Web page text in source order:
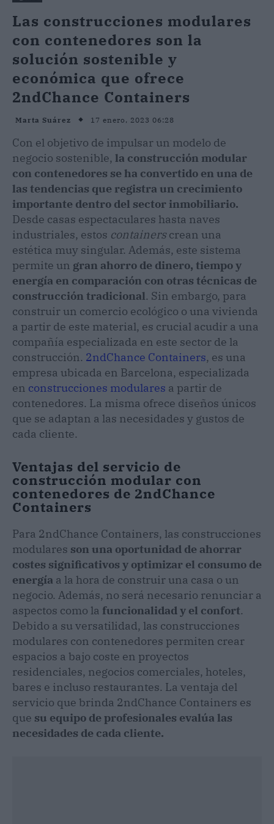
Las construcciones modulares
con contenedores son la
solución sostenible y
económica que ofrece
2ndChance Containers
Marta Suárez 17 enero, 2023 06:28
Con el objetivo de impulsar un modelo de
negocio sostenible, la construcción modular
con contenedores se ha convertido en una de
las tendencias que registra un crecimiento
importante dentro del sector inmobiliario.
Desde casas espectaculares hasta naves
industriales, estos containerscrean una
estética muy singular. Además, este sistema
permite un gran ahorro de dinero, tiempo y
energía en comparación con otras técnicas de
construcción tradicional. Sin embargo, para
construir un comercio ecológico o una vivienda
a partir de este material, es crucial acudir a una
compañía especializada en este sector de la
construcción. 2ndChance Containers, es una
empresa ubicada en Barcelona, especializada
en construcciones modulares a partir de
contenedores. La misma ofrece diseños únicos
que se adaptan a las necesidades y gustos de
cada cliente.
Ventajas del servicio de
construcción modular con
contenedores de 2ndChance
Containers
Para 2ndChance Containers, las construcciones
modulares son una oportunidad de ahorrar
costes significativos y optimizar el consumo de
energía a la hora de construir una casa o un
negocio. Además, no será necesario renunciar a
aspectos como la funcionalidad y el confort.
Debido a su versatilidad, las construcciones
modulares con contenedores permiten crear
espacios a bajo coste en proyectos
residenciales, negocios comerciales, hoteles,
bares e incluso restaurantes. La ventaja del
servicio que brinda 2ndChance Containers es
que su equipo de profesionales evalúa las
necesidades de cada cliente.